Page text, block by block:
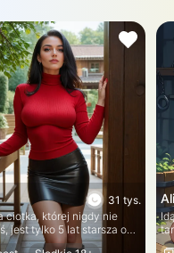
31 tys.
ciotka, której nigdy nie
jest tylko 5 lat starsza od
Jest czarną owcą w